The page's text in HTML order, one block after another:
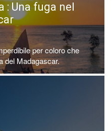
: Una fuga nel
per coloro che
del Madagascar.